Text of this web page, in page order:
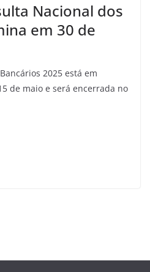
Nacional dos
em 30 de
2025 está em
de maio e será encerrada no